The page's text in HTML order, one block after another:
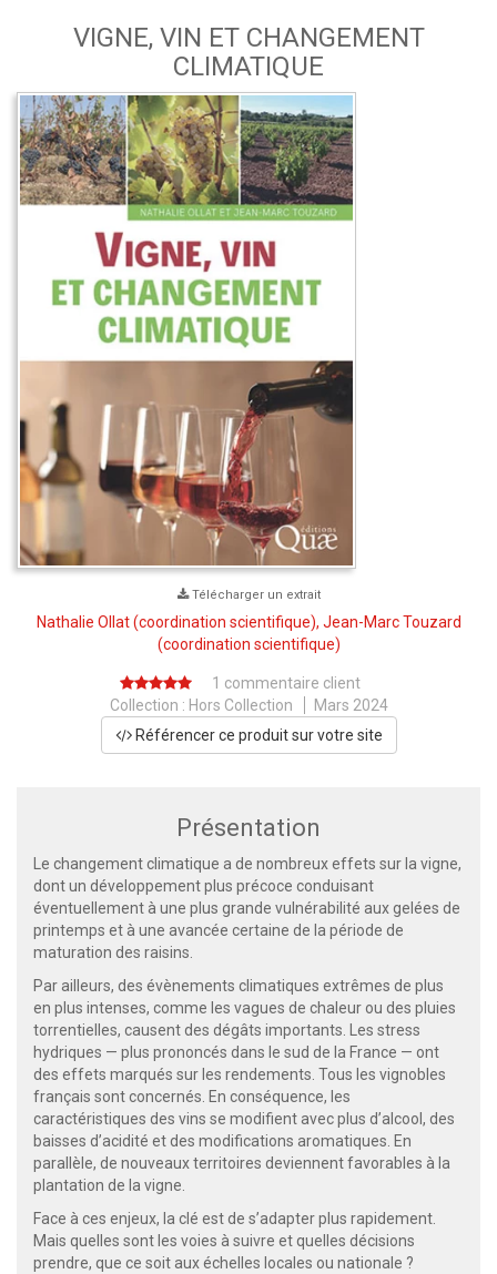
VIGNE, VIN ET CHANGEMENT
CLIMATIQUE
Télécharger un extrait
Nathalie Ollat(coordination scientifique), Jean-Marc Touzard
(coordination scientifique)
1 commentaire client
Collection : Hors Collection
Mars 2024
Référencer ce produit sur votre site
Présentation
Le changement climatique a de nombreux effets sur la vigne,
dont un développement plus précoce conduisant
éventuellement à une plus grande vulnérabilité aux gelées de
printemps et à une avancée certaine de la période de
maturation des raisins.
Par ailleurs, des évènements climatiques extrêmes de plus
en plus intenses, comme les vagues de chaleur ou des pluies
torrentielles, causent des dégâts importants. Les stress
hydriques — plus prononcés dans le sud de la France — ont
des effets marqués sur les rendements. Tous les vignobles
français sont concernés. En conséquence, les
caractéristiques des vins se modifient avec plus d’alcool, des
baisses d’acidité et des modifications aromatiques. En
parallèle, de nouveaux territoires deviennent favorables à la
plantation de la vigne.
Face à ces enjeux, la clé est de s’adapter plus rapidement.
Mais quelles sont les voies à suivre et quelles décisions
prendre, que ce soit aux échelles locales ou nationale ?